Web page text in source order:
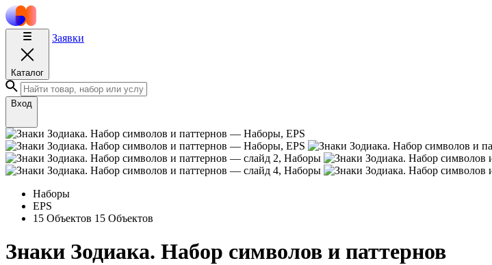
Каталог
Заявки
Вход
Наборы
EPS
15 Объектов 15 Объектов
Знаки Зодиака. Набор символов и паттернов